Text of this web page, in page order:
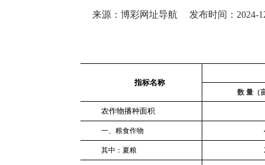
来源：博彩网址导航 发布时间：2024-
指标名称
数 量（
农作物播种面积
一、粮食作物
其中：夏粮